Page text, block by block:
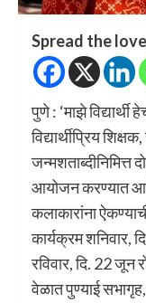
Spread the love
पुणे : ‌‘माझे
विद्यार्थीप्रिय
जन्मशताब्दीनिमित्त
आयोजन करण्यात
कलाकारांना
कार्यक्रम शनिवार,
रविवार, दि. 22 जून
वेळात पुण्याई